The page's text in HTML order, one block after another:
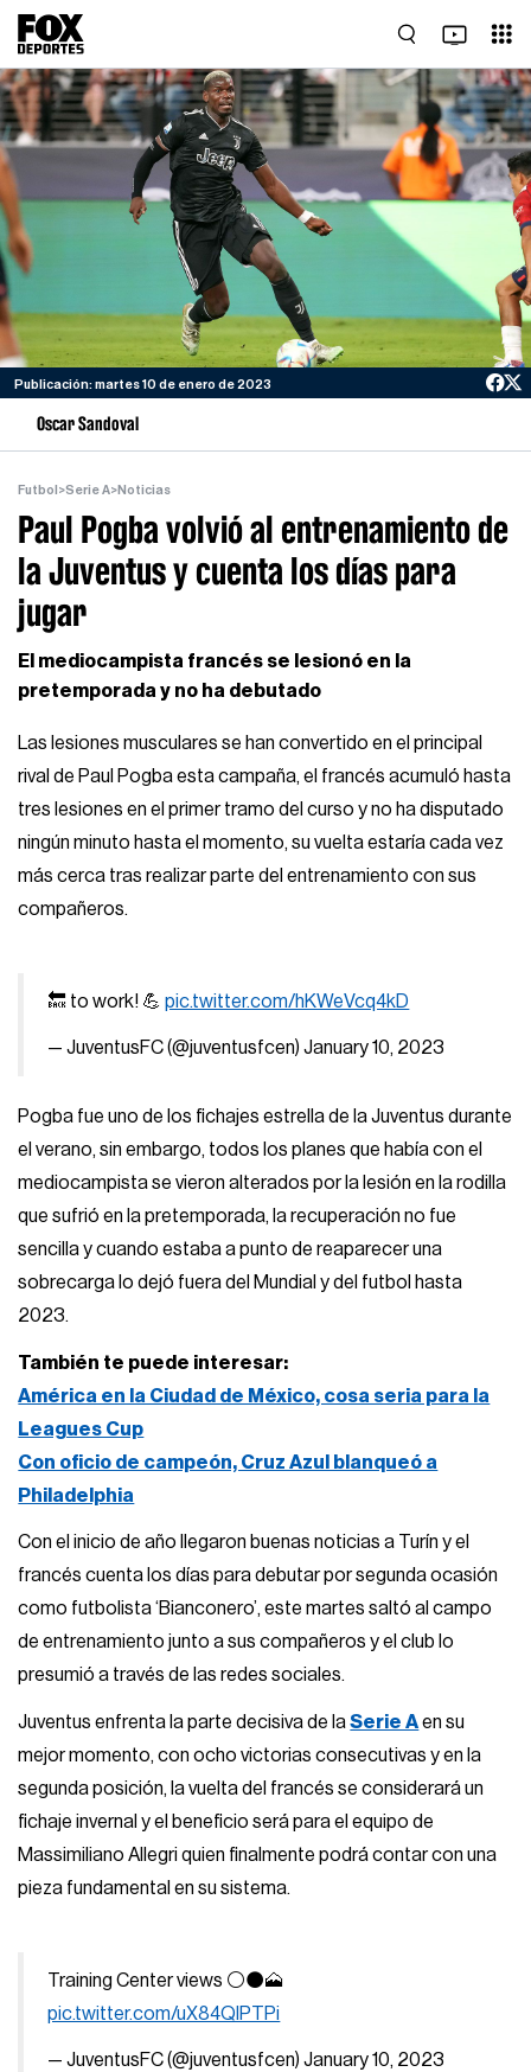
Publicación: martes 10 de enero de 2023
Oscar Sandoval
Futbol >Serie A>Noticias
Paul Pogba volvió al entrenamiento de
la Juventus y cuenta los días para
jugar
El mediocampista francés se lesionó en la
pretemporada y no ha debutado
Las lesiones musculares se han convertido en el principal
rival de Paul Pogba esta campaña, el francés acumuló hasta
tres lesiones en el primer tramo del curso y no ha disputado
ningún minuto hasta el momento, su vuelta estaría cada vez
más cerca tras realizar parte del entrenamiento con sus
compañeros.
🔙 to work! 💪pic.twitter.com/hKWeVcq4kD
— JuventusFC (@juventusfcen)January 10, 2023
Pogba fue uno de los fichajes estrella de la Juventus durante
el verano, sin embargo, todos los planes que había con el
mediocampista se vieron alterados por la lesión en la rodilla
que sufrió en la pretemporada, la recuperación no fue
sencilla y cuando estaba a punto de reaparecer una
sobrecarga lo dejó fuera del Mundial y del futbol hasta
2023.
También te puede interesar:
América en la Ciudad de México, cosa seria para la
Leagues Cup
Con oficio de campeón, Cruz Azul blanqueó a
Philadelphia
Con el inicio de año llegaron buenas noticias a Turín y el
francés cuenta los días para debutar por segunda ocasión
como futbolista ‘Bianconero’, este martes saltó al campo
de entrenamiento junto a sus compañeros y el club lo
presumió a través de las redes sociales.
Juventus enfrenta la parte decisiva de laSerie Aen su
mejor momento, con ocho victorias consecutivas y en la
segunda posición, la vuelta del francés se considerará un
fichaje invernal y el beneficio será para el equipo de
Massimiliano Allegri quien finalmente podrá contar con una
pieza fundamental en su sistema.
Training Center views ⚪️⚫️🗻
pic.twitter.com/uX84QIPTPi
— JuventusFC (@juventusfcen)January 10, 2023